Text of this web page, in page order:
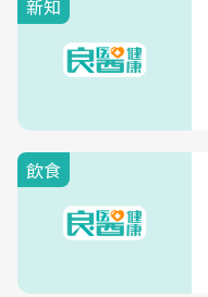
新知
飲食